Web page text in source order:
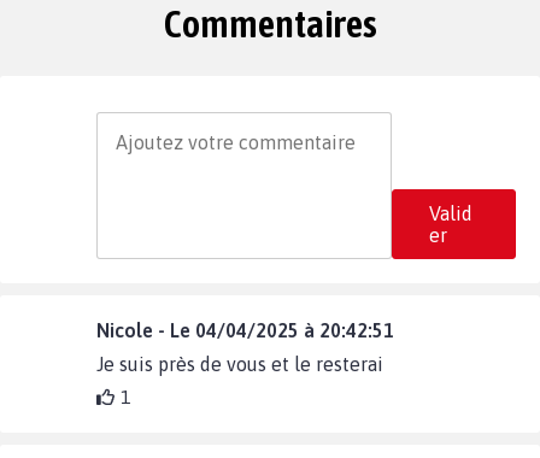
Commentaires
Valid
er
Nicole - Le 04/04/2025 à 20:42:51
Je suis près de vous et le resterai
1